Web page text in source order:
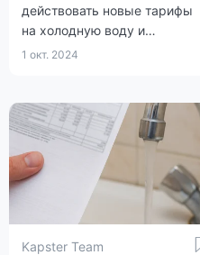
действовать новые тарифы
на холодную воду и
канализацию. Теперь для
система оплаты за
водоснабжение и
водоотведение.
1 окт. 2024
Kapster Team